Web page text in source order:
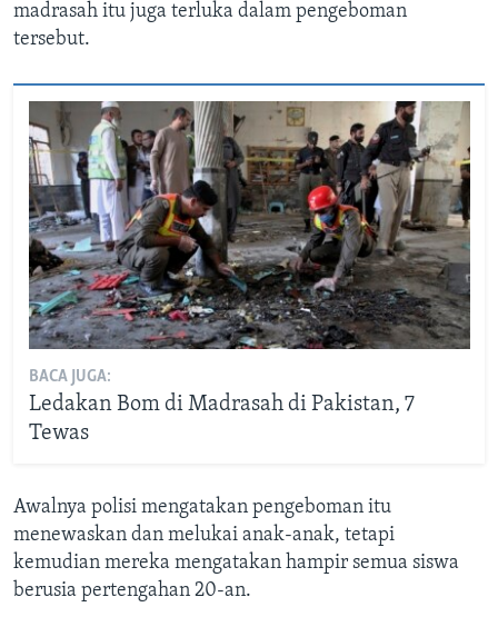
madrasah itu juga terluka dalam pengeboman
tersebut.
BACA JUGA:
Ledakan Bom di Madrasah di Pakistan, 7
Tewas
Awalnya polisi mengatakan pengeboman itu
menewaskan dan melukai anak-anak, tetapi
kemudian mereka mengatakan hampir semua siswa
berusia pertengahan 20-an.